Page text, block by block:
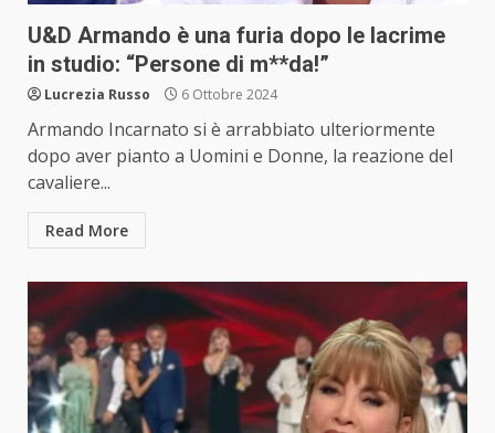
U&D Armando è una furia dopo le lacrime
in studio: “Persone di m**da!”
Lucrezia Russo 6 Ottobre 2024
Armando Incarnato si è arrabbiato ulteriormente
dopo aver pianto a Uomini e Donne, la reazione del
cavaliere...
Read More